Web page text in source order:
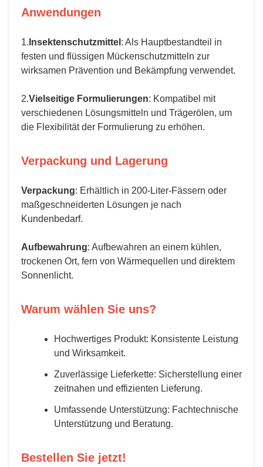
Anwendungen
1. Insektenschutzmittel : Als Hauptbestandteil in
festen und flüssigen Mückenschutzmitteln zur
wirksamen Prävention und Bekämpfung verwendet.
2.Vielseitige Formulierungen: Kompatibel mit
verschiedenen Lösungsmitteln und Trägerölen, um
die Flexibilität der Formulierung zu erhöhen.
Verpackung und Lagerung
Verpackung: Erhältlich in 200-Liter-Fässern oder
maßgeschneiderten Lösungen je nach
Kundenbedarf.
Aufbewahrung: Aufbewahren an einem kühlen,
trockenen Ort, fern von Wärmequellen und direktem
Sonnenlicht.
Warum wählen Sie uns?
Hochwertiges Produkt: Konsistente Leistung
und Wirksamkeit.
Zuverlässige Lieferkette: Sicherstellung einer
zeitnahen und effizienten Lieferung.
Umfassende Unterstützung: Fachtechnische
Unterstützung und Beratung.
Bestellen Sie jetzt!